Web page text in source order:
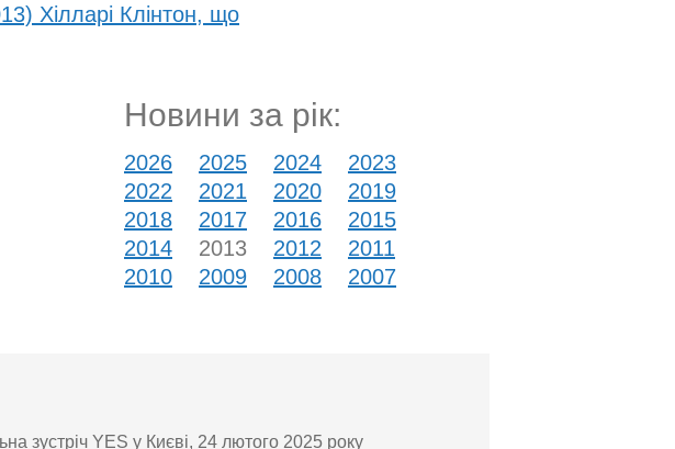
Хілларі Клінтон, що
Новини за рік:
2026 2025 2024
2023
2022
2021 2020
2019
2018
2017 2016
2015
2014
2013 2012
2011
2010
2009 2008 2007
зустріч YES у Києві, 24 лютого 2025 року